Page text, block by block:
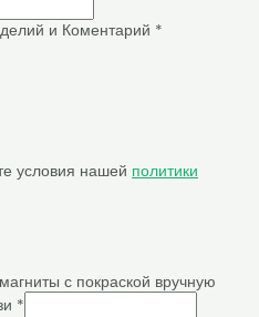
и Коментарий *
условия нашей политики
с покраской вручную
*